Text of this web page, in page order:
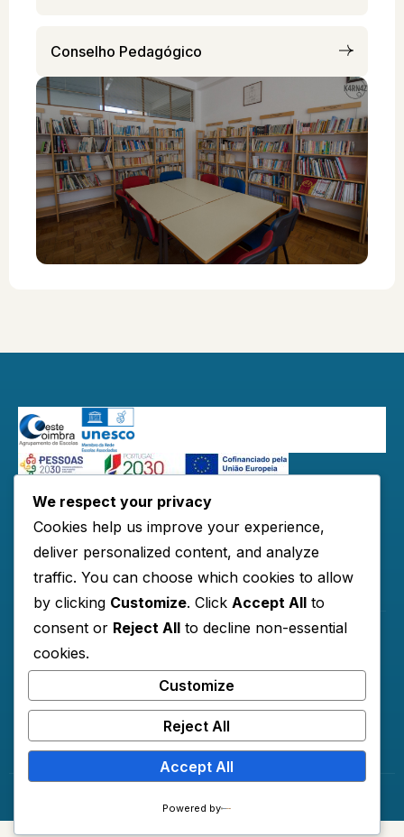
Conselho Pedagógico
Redes Sociais:
Horários
Documentos
We respect your privacy
Cookies help us improve your experience,
deliver personalized content, and analyze
traffic. You can choose which cookies to allow
by clicking Customize. Click Accept All to
consent or Reject All to decline non-essential
cookies.
Customize
Reject All
Accept All
Powered by